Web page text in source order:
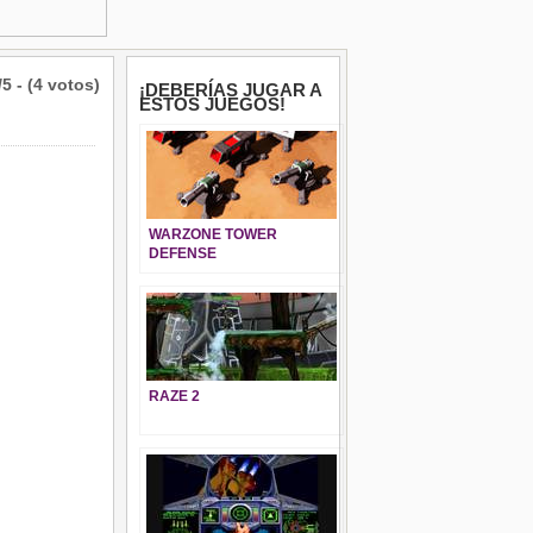
5 - (4 votos) ¡DEBERÍAS JUGAR A
ESTOS JUEGOS!
WARZONE TOWER
DEFENSE
RAZE 2